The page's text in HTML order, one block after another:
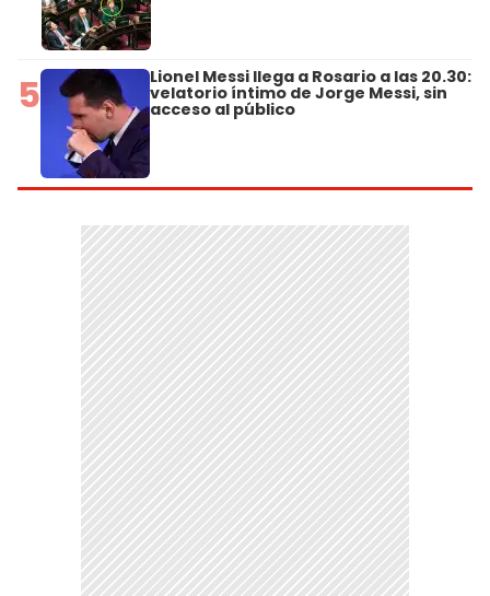
5 Lionel Messi llega a Rosario a las 20.30:
velatorio íntimo de Jorge Messi, sin
acceso al público